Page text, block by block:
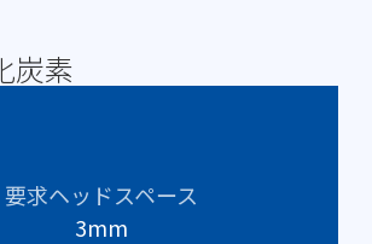
炭素
要求ヘッドスペース
3mm